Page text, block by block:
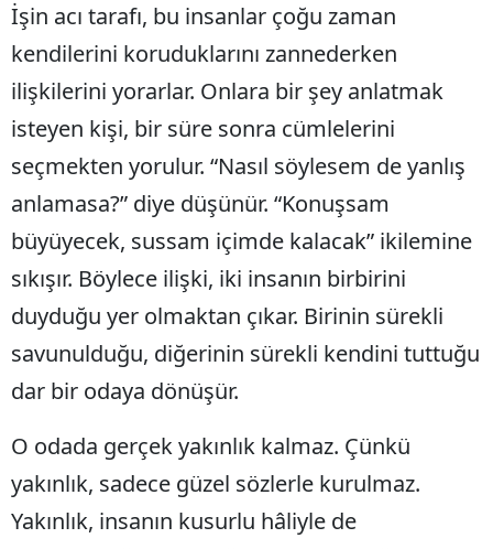
Ardahan
Karabük
Kilis
Osmaniye
İşin acı tarafı, bu insanlar çoğu zaman
kendilerini koruduklarını zannederken
ilişkilerini yorarlar. Onlara bir şey anlatmak
isteyen kişi, bir süre sonra cümlelerini
seçmekten yorulur. “Nasıl söylesem de yanlış
anlamasa?” diye düşünür. “Konuşsam
büyüyecek, sussam içimde kalacak” ikilemine
sıkışır. Böylece ilişki, iki insanın birbirini
duyduğu yer olmaktan çıkar. Birinin sürekli
savunulduğu, diğerinin sürekli kendini tuttuğu
dar bir odaya dönüşür.
O odada gerçek yakınlık kalmaz. Çünkü
yakınlık, sadece güzel sözlerle kurulmaz.
Yakınlık, insanın kusurlu hâliyle de